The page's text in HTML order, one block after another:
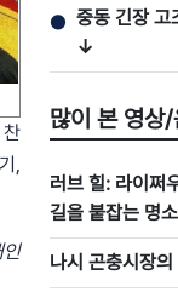
,
● 중동 긴장
↓
많이 본 영상
러브 힐: 라이쩌
길을 붙잡는 명소
나시 곤충시장